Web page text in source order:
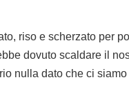
riso e scherzato per
dovuto scaldare il
nulla dato che ci siamo